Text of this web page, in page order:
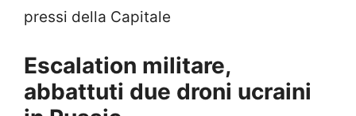
pressi della Capitale
Escalation militare,
abbattuti due droni ucraini